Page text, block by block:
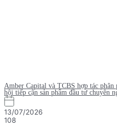
Amber Capital và TCBS hợp tác
hội tiếp cận sản phẩm đầu tư chuyên
13/07/2026
108